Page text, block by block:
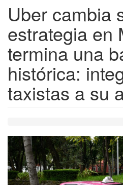
Uber cambia
estrategia en
termina una
histórica:
taxistas a su